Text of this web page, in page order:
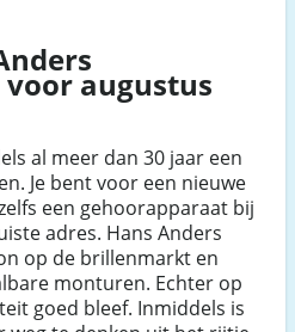
augustus
al meer dan 30 jaar een
Je bent voor een nieuwe
een gehoorapparaat bij
adres. Hans Anders
op de brillenmarkt en
monturen. Echter op
goed bleef. Inmiddels is